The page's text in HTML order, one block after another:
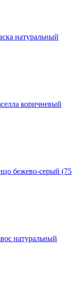
натуральный
коричневый
бежево-серый (75
натуральный